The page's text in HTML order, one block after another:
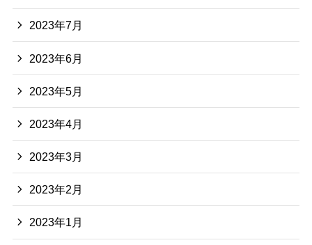
2023年7月
2023年6月
2023年5月
2023年4月
2023年3月
2023年2月
2023年1月